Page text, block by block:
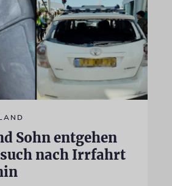
Sohn entgehen
nach Irrfahrt